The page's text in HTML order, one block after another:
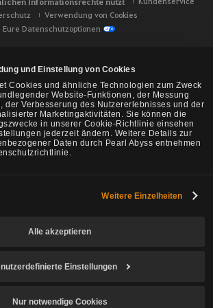
und Einstellung von Cookies
Cookies und ähnliche Technologien zum Zweck
Website-Funktionen, der Messung
der Verbesserung des Nutzererlebnisses und der
Marketingaktivitäten. Sie können die
in unserer Cookie-Richtlinie einsehen
jederzeit ändern. Weitere Details zur
Daten durch Pearl Abyss entnehmen
Weitere Einzelheiten
Alle akzeptieren
Einstellungen
Nur notwendige Cookies
Verwendung von Cookies
Eure Datenschutzoptionen
Black Desert -NA/EU/Ozeanien